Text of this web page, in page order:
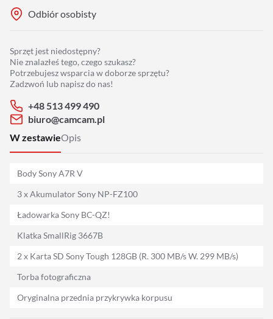
Odbiór osobisty
Sprzęt jest niedostępny?
Nie znalazłeś tego, czego szukasz?
Potrzebujesz wsparcia w doborze sprzętu?
Zadzwoń lub napisz do nas!
+48 513 499 490
biuro@camcam.pl
W zestawieOpis
Body Sony A7R V
3 x Akumulator Sony NP-FZ100
Ładowarka Sony BC-QZ!
Klatka SmallRig 3667B
2 x Karta SD Sony Tough 128GB (R. 300 MB/s W. 299 MB/s)
Torba fotograficzna
Oryginalna przednia przykrywka korpusu
Laptopy
Adaptery
Drony
Platformy 360
Grip
Hot Head
Stabilizacja